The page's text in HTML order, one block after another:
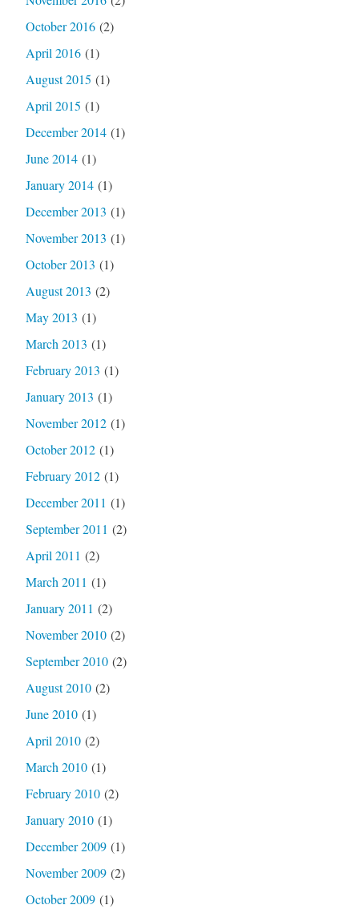
October 2016(2)
April 2016(1)
August 2015 (1)
April 2015 (1)
December 2014(1)
June 2014(1)
January 2014(1)
December 2013 (1)
November 2013 (1)
October 2013 (1)
August 2013 (2)
May 2013 (1)
March 2013 (1)
February 2013 (1)
January 2013 (1)
November 2012(1)
October 2012(1)
February 2012(1)
December 2011 (1)
September 2011 (2)
April 2011 (2)
March 2011 (1)
January 2011 (2)
November 2010(2)
September 2010(2)
August 2010(2)
June 2010(1)
April 2010(2)
March 2010(1)
February 2010(2)
January 2010(1)
December 2009(1)
November 2009(2)
October 2009(1)